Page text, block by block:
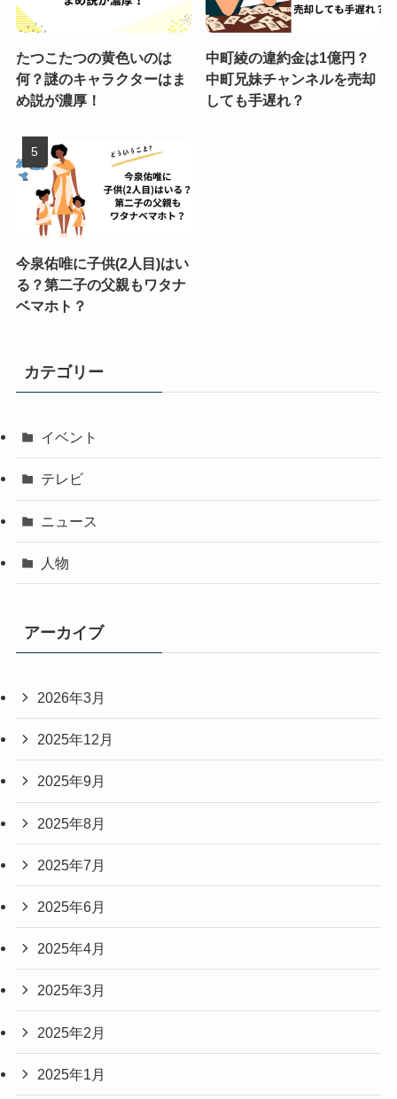
たつこたつの黄色いのは
何？謎のキャラクターはま
め説が濃厚！
中町綾の違約金は1億円？
中町兄妹チャンネルを売却
しても手遅れ？
今泉佑唯に子供(2人目)はい
る？第二子の父親もワタナ
ベマホト？
カテゴリー
イベント
テレビ
ニュース
人物
アーカイブ
2026年3月
2025年12月
2025年9月
2025年8月
2025年7月
2025年6月
2025年4月
2025年3月
2025年2月
2025年1月